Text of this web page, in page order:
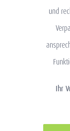
und
Ihr